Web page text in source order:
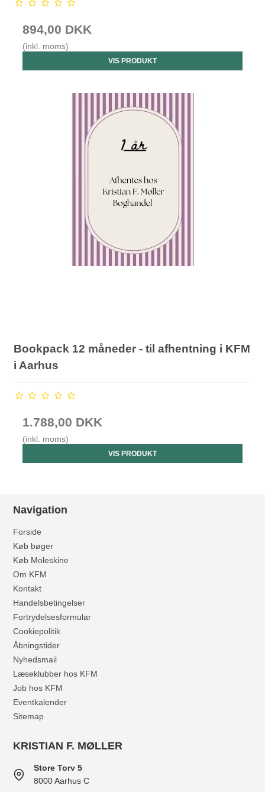
894,00 DKK
(inkl. moms)
VIS PRODUKT
Bookpack 12 måneder - til afhentning i KFM
i Aarhus
1.788,00 DKK
(inkl. moms)
VIS PRODUKT
Navigation
Forside
Køb bøger
Køb Moleskine
Om KFM
Kontakt
Handelsbetingelser
Fortrydelsesformular
Cookiepolitik
Åbningstider
Nyhedsmail
Læseklubber hos KFM
Job hos KFM
Eventkalender
Sitemap
KRISTIAN F. MØLLER
Store Torv 5
8000 Aarhus C